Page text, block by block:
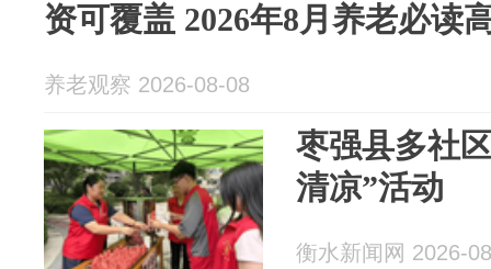
资可覆盖 2026年8月养老必读
养老观察 2026-08-08
枣强县多社
清凉”活动
衡水新闻网 2026-